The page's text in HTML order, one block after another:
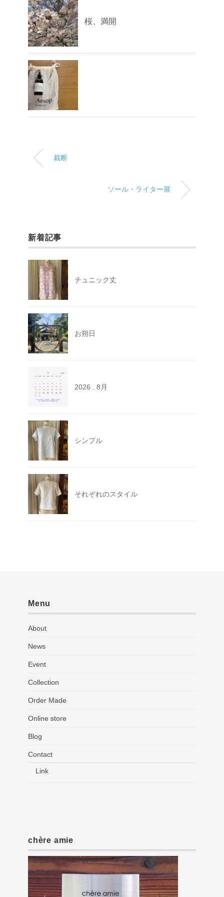
桜、満開
裁断
ソール・ライター展
新着記事
チュニック丈
お朔日
2026 . 8月
シンプル
それぞれのスタイル
Menu
About
News
Event
Collection
Order Made
Online store
Blog
Contact
Link
chère amie